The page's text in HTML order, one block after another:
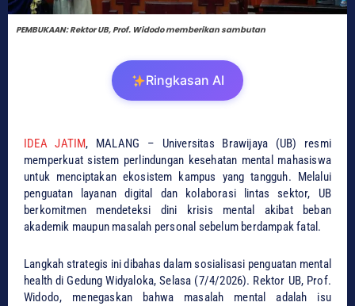
PEMBUKAAN: Rektor UB, Prof. Widodo memberikan sambutan
Ringkasan AI
IDEA JATIM, ​MALANG – Universitas Brawijaya (UB) resmi
memperkuat sistem perlindungan kesehatan mental mahasiswa
untuk menciptakan ekosistem kampus yang tangguh. Melalui
penguatan layanan digital dan kolaborasi lintas sektor, UB
berkomitmen mendeteksi dini krisis mental akibat beban
akademik maupun masalah personal sebelum berdampak fatal.
​Langkah strategis ini dibahas dalam sosialisasi penguatan mental
health di Gedung Widyaloka, Selasa (7/4/2026). Rektor UB, Prof.
Widodo, menegaskan bahwa masalah mental adalah isu